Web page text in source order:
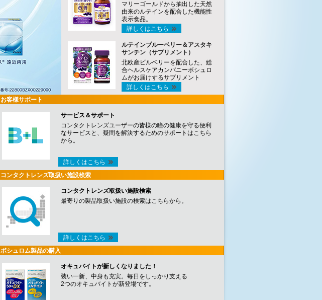
マリーゴールドから抽出した天然
由来のルテインを配合した機能性
表示食品。
詳しくはこちら
ルテインブルーベリー＆アスタキ
サンチン（サプリメント）
北欧産ビルベリーを配合した、総
合ヘルスケアカンパニーボシュロ
ムがお届けするサプリメント
詳しくはこちら
お客様サポート
サービス＆サポート
コンタクトレンズユーザーの皆様の瞳の健康を守る便利
なサービスと、疑問を解決するためのサポートはこちら
から。
詳しくはこちら
コンタクトレンズ取扱い施設検索
コンタクトレンズ取扱い施設検索
最寄りの製品取扱い施設の検索はこちらから。
詳しくはこちら
ボシュロム製品の購入
オキュバイトが新しくなりました！
装い一新、中身も充実。毎日をしっかり支える
2つのオキュバイトが新登場です。